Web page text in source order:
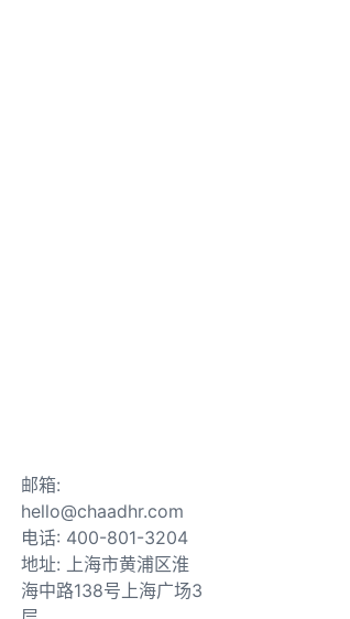
邮箱:
hello@chaadhr.com
电话: 400-801-3204
地址: 上海市黄浦区淮
海中路138号上海广场3